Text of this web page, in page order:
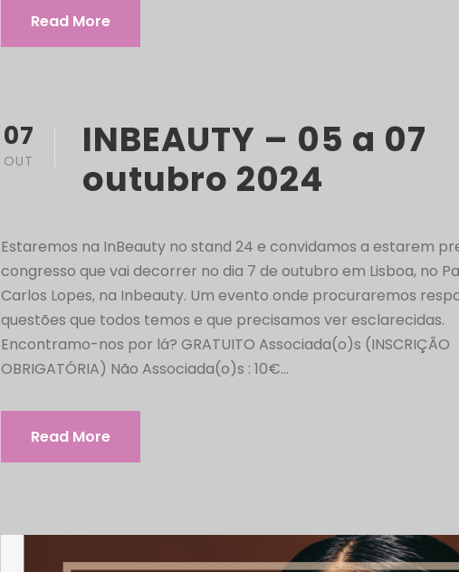
Read More
07
OUT
INBEAUTY – 05 a 07
outubro 2024
Estaremos na InBeauty no stand 24 e convidamos a estarem
congresso que vai decorrer no dia 7 de outubro em Lisboa, no
Carlos Lopes, na Inbeauty. Um evento onde procuraremos
questões que todos temos e que precisamos ver esclarecidas.
Encontramo-nos por lá? GRATUITO Associada(o)s (INSCRIÇÃO
OBRIGATÓRIA) Não Associada(o)s : 10€...
Read More